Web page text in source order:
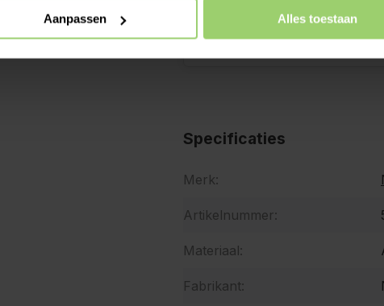
Aanpassen Alles toestaan
€36,12
Specificaties
Merk:
Artikelnummer:
Materiaal:
Fabrikant: